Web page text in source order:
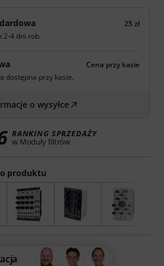
produktu
25 zł
2-4 dni rob.
Cena przy kasie
dostępna przy kasie.
o wysyłce
RANKING SPRZEDAŻY
w Moduły filtrów